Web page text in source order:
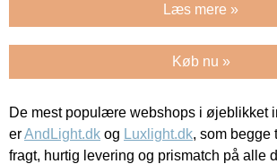
Læs mere »
Køb nu »
De mest populære webshops i øjeblikket
erAndLight.dk og Luxlight.dk, som begge
fragt, hurtig levering og prismatch på alle